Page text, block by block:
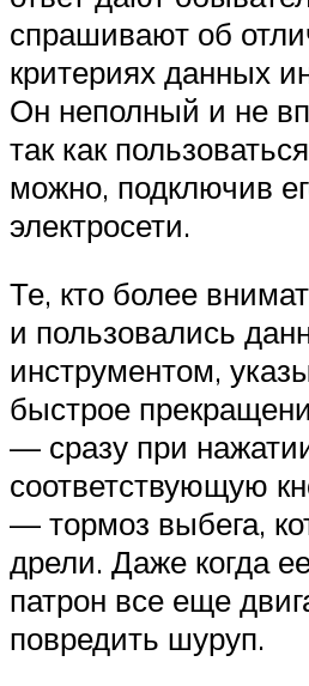
спрашивают об
критериях данных
Он неполный и не
так как
можно, подключив
электросети.
Те, кто более
и пользовались
инструментом,
быстрое
— сразу при
соответствующую
— тормоз выбега,
дрели. Даже когда
патрон все еще
повредить шуруп.